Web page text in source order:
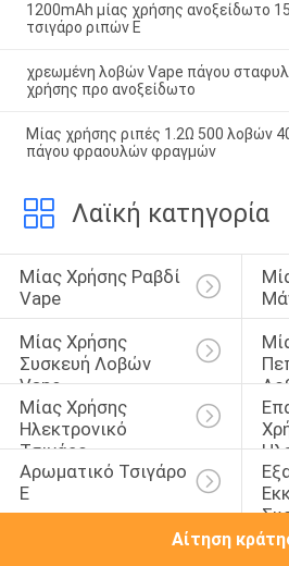
1200mAh μίας χρήσης ανοξείδωτο
τσιγάρο ριπών Ε
χρεωμένη λοβών Vape πάγου
χρήσης προ ανοξείδωτο
Μίας χρήσης ριπές 1.2Ω 500 λοβών
πάγου φραουλών φραγμών
Λαϊκή κατηγορία
Μίας Χρήσης Ραβδί
Vape
Μίας Χρήσης
Συσκευή Λοβών
Vape
Μίας Χρήσης
Ηλεκτρονικό
Τσιγάρο
Αρωματικό Τσιγάρο
Ε
Αίτηση